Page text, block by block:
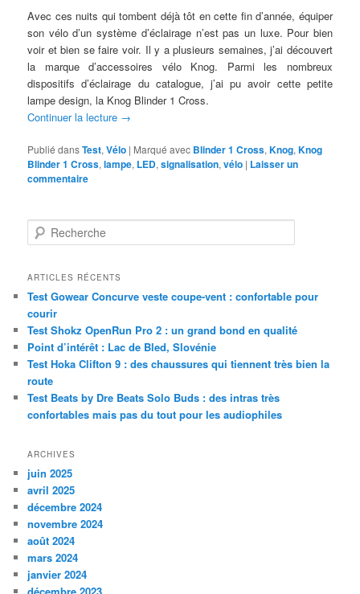
Avec ces nuits qui tombent déjà tôt en cette fin d’année, équiper
son vélo d’un système d’éclairage n’est pas un luxe. Pour bien
voir et bien se faire voir. Il y a plusieurs semaines, j’ai découvert
la marque d’accessoires vélo Knog. Parmi les nombreux
dispositifs d’éclairage du catalogue, j’ai pu avoir cette petite
lampe design, la Knog Blinder 1 Cross.
Continuer la lecture →
Publié dansTest,Vélo | Marqué avec Blinder 1 Cross,Knog,Knog
Blinder 1 Cross,lampe, LED,signalisation,vélo | Laisser un
commentaire
e
h
r
c
h
e
ARTICLES RÉCENTS
Test Gowear Concurve veste coupe-vent : confortable pour
courir
Test Shokz OpenRun Pro 2 : un grand bond en qualité
Point d’intérêt : Lac de Bled, Slovénie
Test Hoka Clifton 9 : des chaussures qui tiennent très bien la
route
Test Beats by Dre Beats Solo Buds : des intras très
confortables mais pas du tout pour les audiophiles
ARCHIVES
juin 2025
avril 2025
décembre 2024
novembre 2024
août 2024
mars 2024
janvier 2024